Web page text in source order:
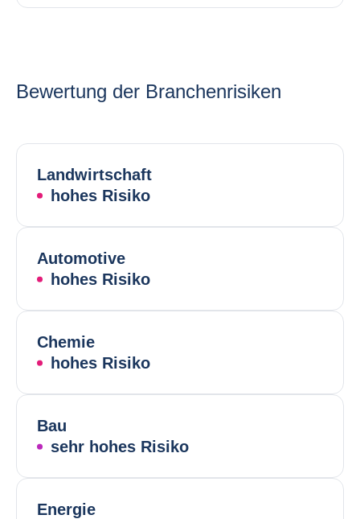
Bewertung der Branchenrisiken
Landwirtschaft
hohes Risiko
Automotive
hohes Risiko
Chemie
hohes Risiko
Bau
sehr hohes Risiko
Energie